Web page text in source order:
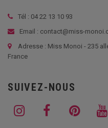
Tél : 04 22 13 10 93
Email : contact@miss-
Adresse : Miss Monoi - 235
France
SUIVEZ-NOUS